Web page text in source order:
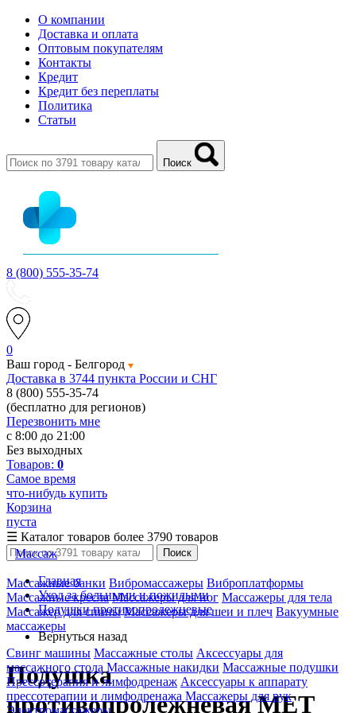
О компании
Доставка и оплата
Оптовым покупателям
Контакты
Кредит
Кредит без переплаты
Политика
Статьи
Поиск
8 (800) 555-35-74
0
Ваш город - Белгород
Доставка в 3744 пункта России и СНГ
8 (800) 555-35-74
(бесплатно для регионов)
Перезвонить мне
с 8:00 до 21:00
Без выходных
Товаров: 0
Самое время
что-нибудь купить
Корзина
пуста
☰ Каталог товаров более 3790 товаров
Массаж
Массажные банки Вибромассажеры Виброплатформы
Массажные кресла Массажеры для ног Массажеры для тела
Массажер для спины Массажеры для шеи и плеч Вакуумные
массажеры
Свинг машины Массажные столы Аксессуары для
массажного стола Массажные накидки Массажные подушки
Прессотерапия и лимфодренаж Аксессуары к аппарату
прессотерапии и лимфодренажа Массажеры для рук
Электромассажеры
Поиск
Главная
Уход за больными и пожилыми
Подушки противопролежневые
Вернуться назад
Подушка
противопролежневая MET